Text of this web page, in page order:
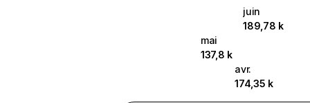
juin
189,78 k
mai
137,8 k
avr.
174,35 k